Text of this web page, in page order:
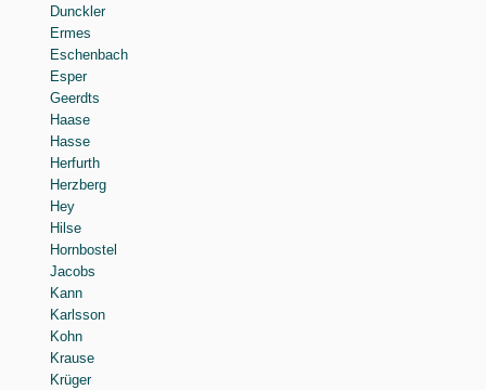
Dunckler
Ermes
Eschenbach
Esper
Geerdts
Haase
Hasse
Herfurth
Herzberg
Hey
Hilse
Hornbostel
Jacobs
Kann
Karlsson
Kohn
Krause
Krüger